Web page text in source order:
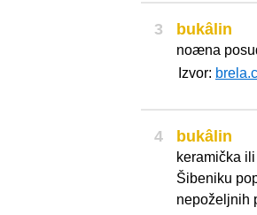
3 bukâlin
noæna
Izvor:
4 bukâlin
keramička
Šibeniku
nepoželjnih